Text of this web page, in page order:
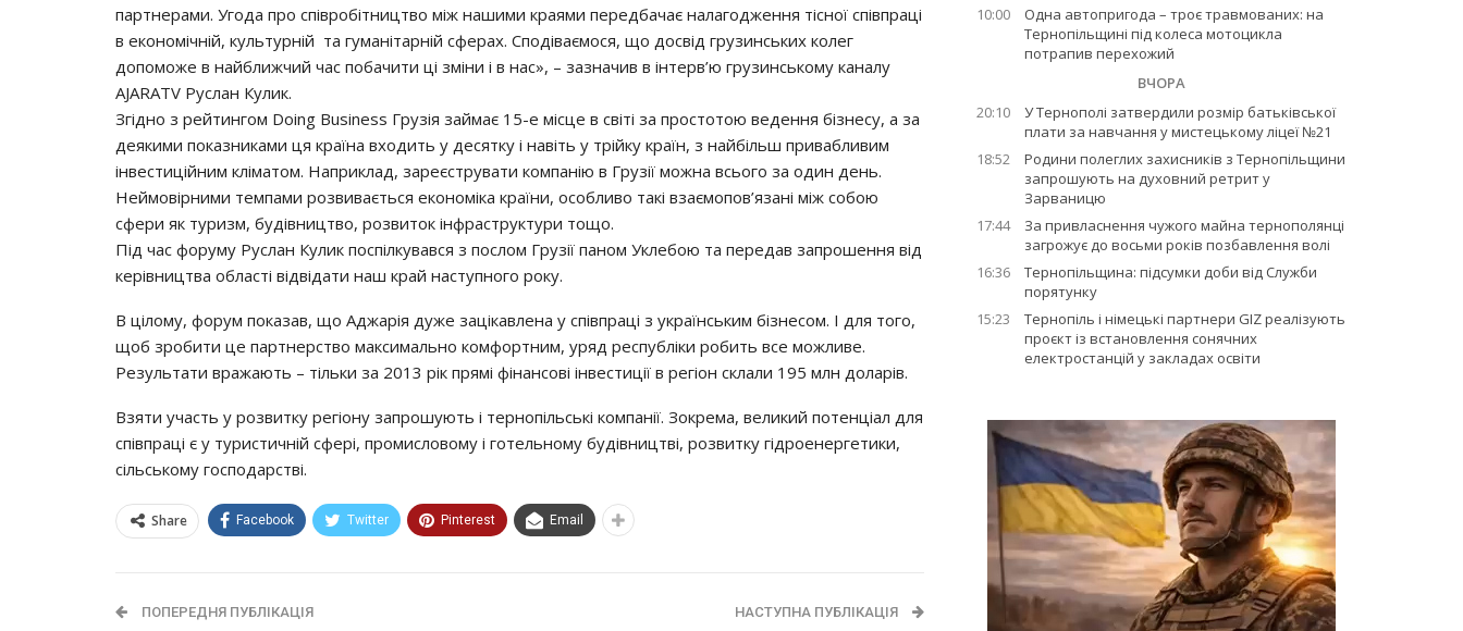
партнерами. Угода про співробітництво між нашими краями передбачає налагодження тісної співпраці
в економічній, культурній та гуманітарній сферах. Сподіваємося, що досвід грузинських колег
допоможе в найближчий час побачити ці зміни і в нас», – зазначив в інтерв’ю грузинському каналу
AJARATV Руслан Кулик.
Згідно з рейтингом Doing Business Грузія займає 15-е місце в світі за простотою ведення бізнесу, а за
деякими показниками ця країна входить у десятку і навіть у трійку країн, з найбільш привабливим
інвестиційним кліматом. Наприклад, зареєструвати компанію в Грузії можна всього за один день.
Неймовірними темпами розвивається економіка країни, особливо такі взаємопов’язані між собою
сфери як туризм, будівництво, розвиток інфраструктури тощо.
Під час форуму Руслан Кулик поспілкувався з послом Грузії паном Уклебою та передав запрошення від
керівництва області відвідати наш край наступного року.
В цілому, форум показав, що Аджарія дуже зацікавлена у співпраці з українським бізнесом. І для того,
щоб зробити це партнерство максимально комфортним, уряд республіки робить все можливе.
Результати вражають – тільки за 2013 рік прямі фінансові інвестиції в регіон склали 195 млн доларів.
Взяти участь у розвитку регіону запрошують і тернопільські компанії. Зокрема, великий потенціал для
співпраці є у туристичній сфері, промисловому і готельному будівництві, розвитку гідроенергетики,
сільському господарстві.
Share Facebook Twitter Pinterest Email
ПОПЕРЕДНЯ ПУБЛІКАЦІЯ НАСТУПНА ПУБЛІКАЦІЯ
10:00
Одна автопригода – троє травмованих: на
Тернопільщині під колеса мотоцикла
потрапив перехожий
ВЧОРА
20:10
У Тернополі затвердили розмір батьківської
плати за навчання у мистецькому ліцеї №21
18:52
Родини полеглих захисників з Тернопільщини
запрошують на духовний ретрит у
Зарваницю
17:44
За привласнення чужого майна тернополянці
загрожує до восьми років позбавлення волі
16:36
Тернопільщина: підсумки доби від Служби
порятунку
15:23
Тернопіль і німецькі партнери GIZ реалізують
проєкт із встановлення сонячних
електростанцій у закладах освіти